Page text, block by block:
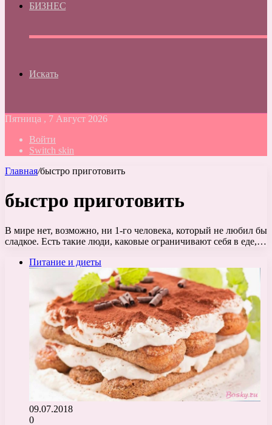
БИЗНЕС
Искать
Пятница , 7 Август 2026
Войти
Switch skin
Главная/быстро приготовить
быстро приготовить
В мире нет, возможно, ни 1-го человека, который не любил бы
сладкое. Есть такие люди, каковые ограничивают себя в еде,…
Питание и диеты
09.07.2018
0